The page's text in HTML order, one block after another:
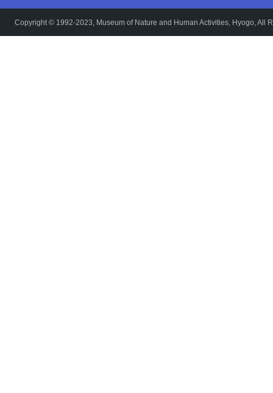
Copyright © 1992-2023, Museum of Nature and Human Activities, Hyogo, All